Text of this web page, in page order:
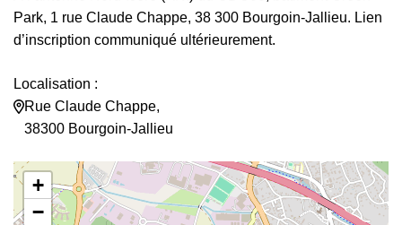
Park, 1 rue Claude Chappe, 38 300 Bourgoin-Jallieu. Lien
d’inscription communiqué ultérieurement.
Localisation :
Rue Claude Chappe,
38300 Bourgoin-Jallieu
+
−